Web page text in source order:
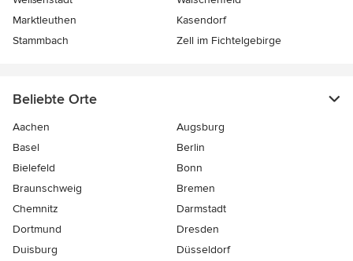
Marktleuthen
Kasendorf
Stammbach
Zell im Fichtelgebirge
Beliebte Orte
Aachen
Augsburg
Basel
Berlin
Bielefeld
Bonn
Braunschweig
Bremen
Chemnitz
Darmstadt
Dortmund
Dresden
Duisburg
Düsseldorf